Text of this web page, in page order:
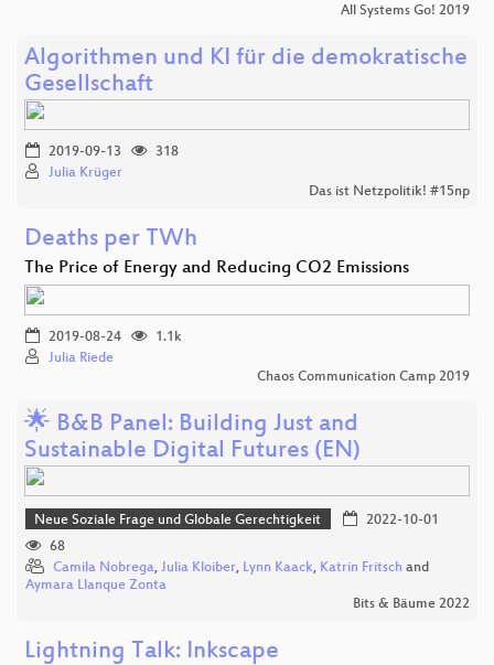
All Systems Go! 2019
Algorithmen und KI für die demokratische
Gesellschaft
2019-09-13
318
Julia Krüger
Das ist Netzpolitik! #15np
Deaths per TWh
The Price of Energy and Reducing CO2 Emissions
2019-08-24
1.1k
Julia Riede
Chaos Communication Camp 2019
🌟 B&B Panel: Building Just and
Sustainable Digital Futures (EN)
Neue Soziale Frage und Globale Gerechtigkeit
2022-10-01
68
Camila Nobrega, Julia Kloiber, Lynn Kaack, Katrin Fritsch and
Aymara Llanque Zonta
Bits & Bäume 2022
Lightning Talk: Inkscape